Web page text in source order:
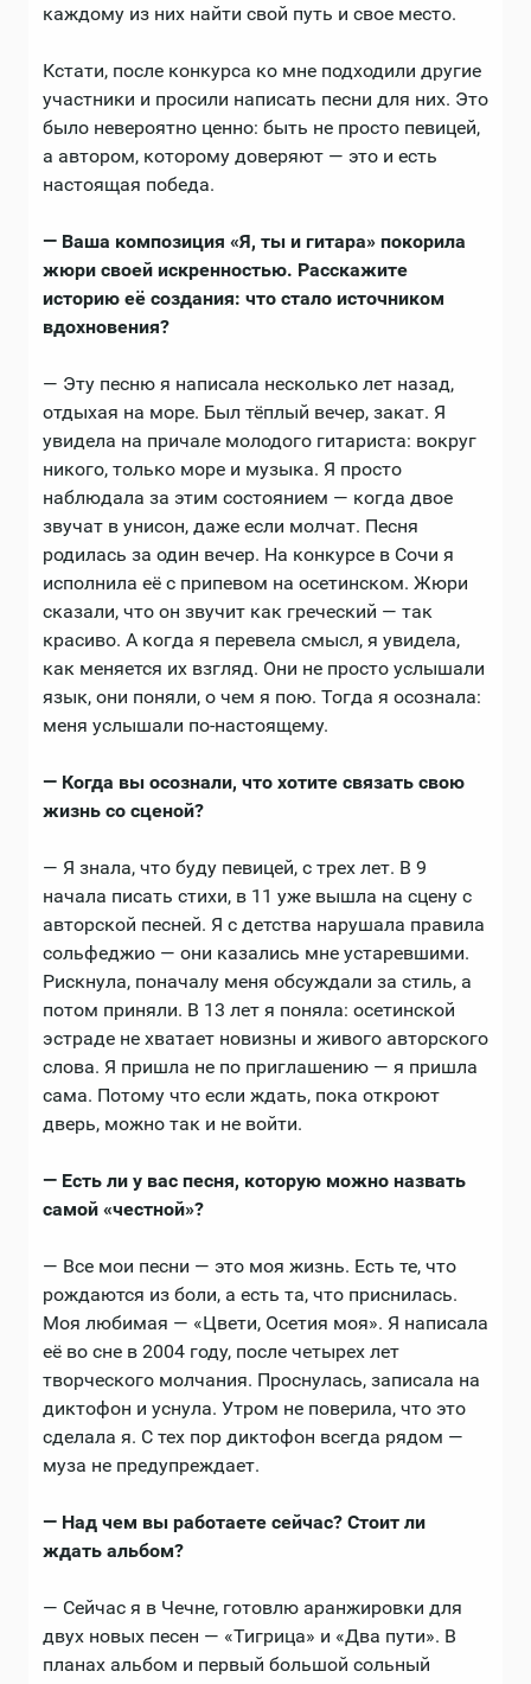
каждому из них найти свой путь и свое место.
Кстати, после конкурса ко мне подходили другие
участники и просили написать песни для них. Это
было невероятно ценно: быть не просто певицей,
а автором, которому доверяют — это и есть
настоящая победа.
— Ваша композиция «Я, ты и гитара» покорила
жюри своей искренностью. Расскажите
историю её создания: что стало источником
вдохновения?
— Эту песню я написала несколько лет назад,
отдыхая на море. Был тёплый вечер, закат. Я
увидела на причале молодого гитариста: вокруг
никого, только море и музыка. Я просто
наблюдала за этим состоянием — когда двое
звучат в унисон, даже если молчат. Песня
родилась за один вечер. На конкурсе в Сочи я
исполнила её с припевом на осетинском. Жюри
сказали, что он звучит как греческий — так
красиво. А когда я перевела смысл, я увидела,
как меняется их взгляд. Они не просто услышали
язык, они поняли, о чем я пою. Тогда я осознала:
меня услышали по-настоящему.
— Когда вы осознали, что хотите связать свою
жизнь со сценой?
— Я знала, что буду певицей, с трех лет. В 9
начала писать стихи, в 11 уже вышла на сцену с
авторской песней. Я с детства нарушала правила
сольфеджио — они казались мне устаревшими.
Рискнула, поначалу меня обсуждали за стиль, а
потом приняли. В 13 лет я поняла: осетинской
эстраде не хватает новизны и живого авторского
слова. Я пришла не по приглашению — я пришла
сама. Потому что если ждать, пока откроют
дверь, можно так и не войти.
— Есть ли у вас песня, которую можно назвать
самой «честной»?
— Все мои песни — это моя жизнь. Есть те, что
рождаются из боли, а есть та, что приснилась.
Моя любимая — «Цвети, Осетия моя». Я написала
её во сне в 2004 году, после четырех лет
творческого молчания. Проснулась, записала на
диктофон и уснула. Утром не поверила, что это
сделала я. С тех пор диктофон всегда рядом —
муза не предупреждает.
— Над чем вы работаете сейчас? Стоит ли
ждать альбом?
— Сейчас я в Чечне, готовлю аранжировки для
двух новых песен — «Тигрица» и «Два пути». В
планах альбом и первый большой сольный